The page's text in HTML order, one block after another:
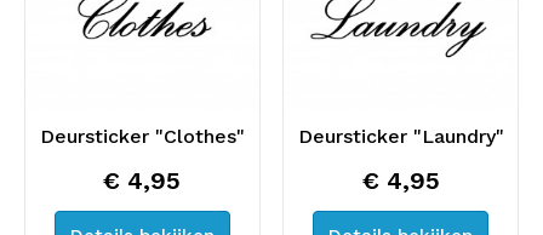
Deursticker "Clothes"
€ 4,95
Deursticker "Laundry"
€ 4,95